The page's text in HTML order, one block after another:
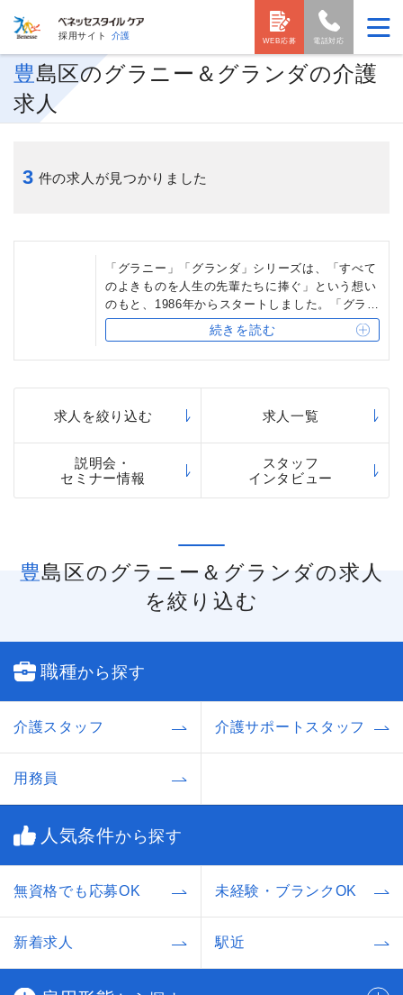
採用サイト 介護
電話対応
WEB応募
豊島区のグラニー＆グランダの介護
求人
3 件の求人が見つかりました
「グラニー」「グランダ」シリーズは、「すべて
のよきものを人生の先輩たちに捧ぐ」という想い
のもと、1986年からスタートしました。「グラニ
ー」「グランダ」は、ベネッセスタイルケアの有
料老人ホームの中でももっとも施設数が多く、同
時に個性のある設備・内装が特徴です。どの施設
続きを読む
求人を絞り込む 求人一覧
説明会・
セミナー情報
スタッフ
インタビュー
豊島区のグラニー＆グランダの求人
を絞り込む
職種から探す
介護スタッフ 介護サポートスタッフ
用務員
人気条件から探す
無資格でも応募OK 未経験・ブランクOK
新着求人 駅近